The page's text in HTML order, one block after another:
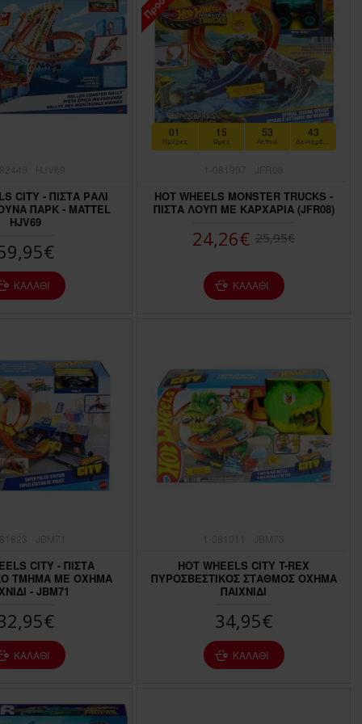
CITY - ΠΙΣΤΑ ΡΑΛΙ
ΠΑΡΚ - MATTEL
HJV69
ΚΑΛΆΘΙ
01
Ημέρες
15
Ώρες
53
Λεπτά
41
Δευτερόλεπτα
HOT WHEELS MONSTER TRUCKS -
ΠΙΣΤΑ ΛΟΥΠ ΜΕ ΚΑΡΧΑΡΙΑ (JFR08)
24,26€ 25,95€
ΚΑΛΆΘΙ
CITY - ΠΙΣΤΑ
ΤΜΗΜΑ ΜΕ ΌΧΗΜΑ
- JBM71
ΚΑΛΆΘΙ
HOT WHEELS CITY T-REX
ΠΥΡΟΣΒΕΣΤΙΚΟΣ ΣΤΑΘΜΟΣ ΟΧΗΜΑ
ΠΑΙΧΝΙΔΙ
34,95€
ΚΑΛΆΘΙ